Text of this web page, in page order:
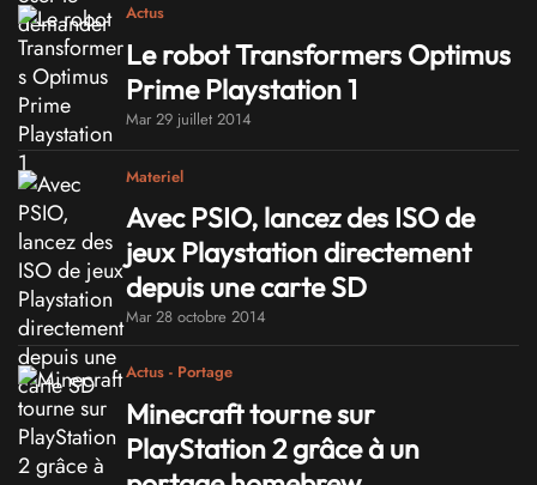
Actus
Le robot Transformers Optimus
Prime Playstation 1
Mar 29 juillet 2014
Materiel
Avec PSIO, lancez des ISO de
jeux Playstation directement
depuis une carte SD
Mar 28 octobre 2014
Actus - Portage
Minecraft tourne sur
PlayStation 2 grâce à un